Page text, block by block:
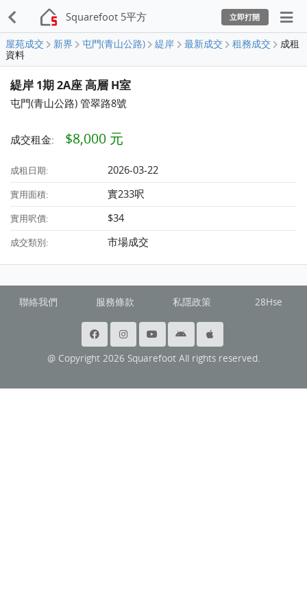
Squarefoot 5平方 立即打開
屋苑成交 新界 屯門(青山公路) 緹岸 最新成交 租務成交
成租
資料
緹岸 1期 2A座 高層 H室
屯門(青山公路) 管翠路8號
成交租金: $8,000 元
成租日期: 2026-03-22
實用面積: 實233呎
實用呎價: $34
成交類別: 市場成交
聯絡我們 服務條款 私隱政策 28Hse
@ Copyright 2026 Squarefoot All rights reserved.